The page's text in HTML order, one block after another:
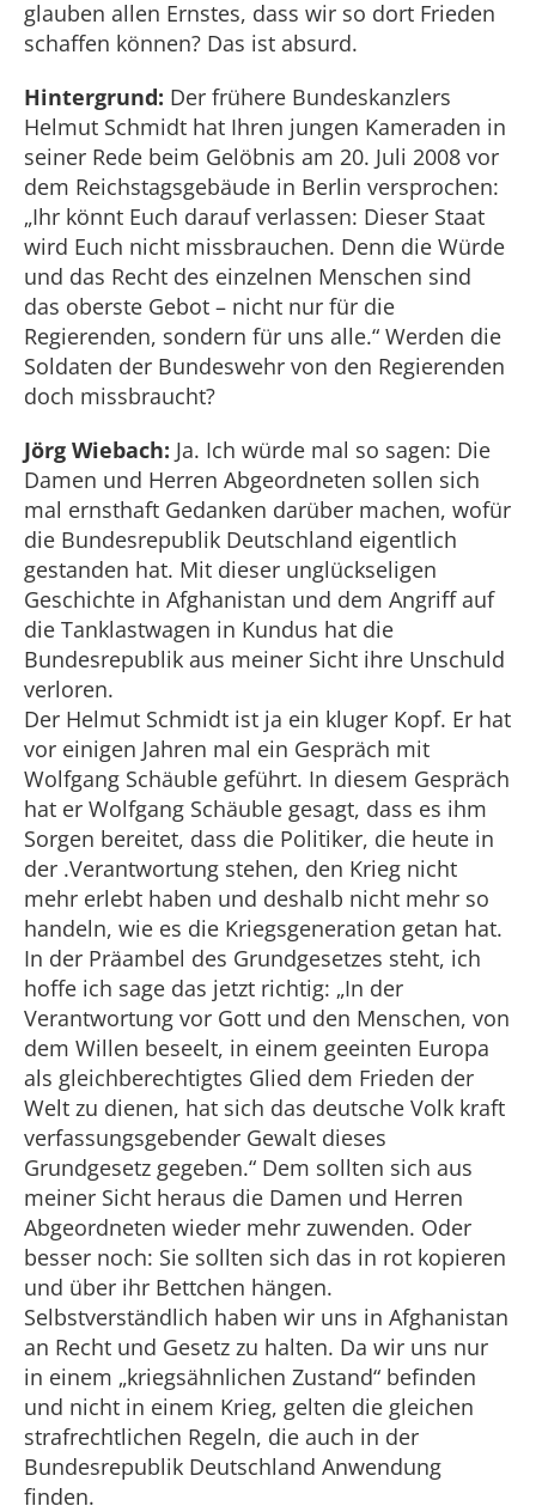
glauben allen Ernstes, dass wir so dort Frieden
schaffen können? Das ist absurd.
Hintergrund: Der frühere Bundeskanzlers
Helmut Schmidt hat Ihren jungen Kameraden in
seiner Rede beim Gelöbnis am 20. Juli 2008 vor
dem Reichstagsgebäude in Berlin versprochen:
„Ihr könnt Euch darauf verlassen: Dieser Staat
wird Euch nicht missbrauchen. Denn die Würde
und das Recht des einzelnen Menschen sind
das oberste Gebot – nicht nur für die
Regierenden, sondern für uns alle.“ Werden die
Soldaten der Bundeswehr von den Regierenden
doch missbraucht?
Jörg Wiebach: Ja. Ich würde mal so sagen: Die
Damen und Herren Abgeordneten sollen sich
mal ernsthaft Gedanken darüber machen, wofür
die Bundesrepublik Deutschland eigentlich
gestanden hat. Mit dieser unglückseligen
Geschichte in Afghanistan und dem Angriff auf
die Tanklastwagen in Kundus hat die
Bundesrepublik aus meiner Sicht ihre Unschuld
verloren.
Der Helmut Schmidt ist ja ein kluger Kopf. Er hat
vor einigen Jahren mal ein Gespräch mit
Wolfgang Schäuble geführt. In diesem Gespräch
hat er Wolfgang Schäuble gesagt, dass es ihm
Sorgen bereitet, dass die Politiker, die heute in
der .Verantwortung stehen, den Krieg nicht
mehr erlebt haben und deshalb nicht mehr so
handeln, wie es die Kriegsgeneration getan hat.
In der Präambel des Grundgesetzes steht, ich
hoffe ich sage das jetzt richtig: „In der
Verantwortung vor Gott und den Menschen, von
dem Willen beseelt, in einem geeinten Europa
als gleichberechtigtes Glied dem Frieden der
Welt zu dienen, hat sich das deutsche Volk kraft
verfassungsgebender Gewalt dieses
Grundgesetz gegeben.“ Dem sollten sich aus
meiner Sicht heraus die Damen und Herren
Abgeordneten wieder mehr zuwenden. Oder
besser noch: Sie sollten sich das in rot kopieren
und über ihr Bettchen hängen.
Selbstverständlich haben wir uns in Afghanistan
an Recht und Gesetz zu halten. Da wir uns nur
in einem „kriegsähnlichen Zustand“ befinden
und nicht in einem Krieg, gelten die gleichen
strafrechtlichen Regeln, die auch in der
Bundesrepublik Deutschland Anwendung
finden.